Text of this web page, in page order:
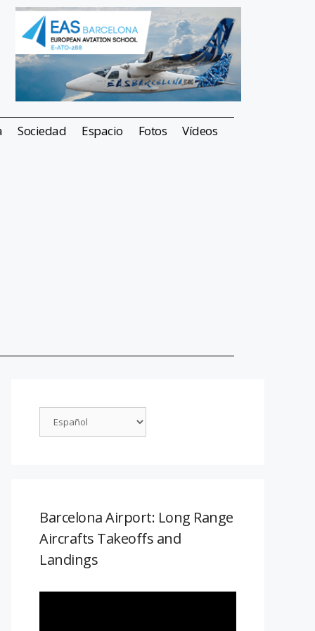
Sociedad Espacio Fotos Vídeos
Barcelona Airport: Long Range
Aircrafts Takeoffs and
Landings